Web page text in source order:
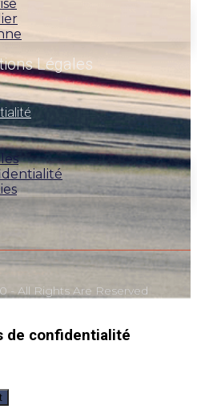
Légales
- All Rights Are Reserved
de confidentialité